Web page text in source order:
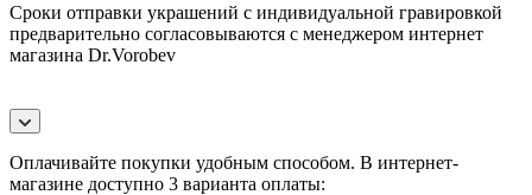
Сроки отправки украшений с индивидуальной гравировкой
предварительно согласовываются с менеджером интернет
магазина Dr.Vorobev
Оплачивайте покупки удобным способом. В интернет-
магазине доступно 3 варианта оплаты: